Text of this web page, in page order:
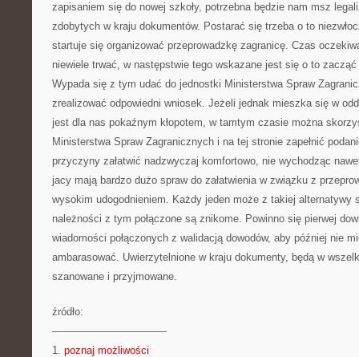
zapisaniem się do nowej szkoły, potrzebna będzie nam msz
zdobytych w kraju dokumentów. Postarać się trzeba o to
startuje się organizować przeprowadzkę zagranicę. Czas
niewiele trwać, w następstwie tego wskazane jest się o to
Wypada się z tym udać do jednostki Ministerstwa Spraw
zrealizować odpowiedni wniosek. Jeżeli jednak mieszka się w
jest dla nas pokaźnym kłopotem, w tamtym czasie można
Ministerstwa Spraw Zagranicznych i na tej stronie zapełnić
przyczyny załatwić nadzwyczaj komfortowo, nie wychodząc
jacy mają bardzo dużo spraw do załatwienia w związku z
wysokim udogodnieniem. Każdy jeden może z takiej alternatywy
należności z tym połączone są znikome. Powinno się pierwej
wiadomości połączonych z walidacją dowodów, aby później nie
ambarasować. Uwierzytelnione w kraju dokumenty, będą w
szanowane i przyjmowane.
źródło:
———————————
1. poznaj możliwości